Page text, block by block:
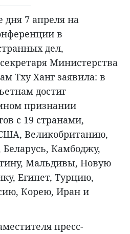
дня 7 апреля на
в
дел,
Министерства
Тху Ханг заявила: в
достиг
признании
с 19 странами,
Великобританию,
Камбоджу,
Мальдивы, Новую
Египет, Турцию,
Корею, Иран и
пресс-